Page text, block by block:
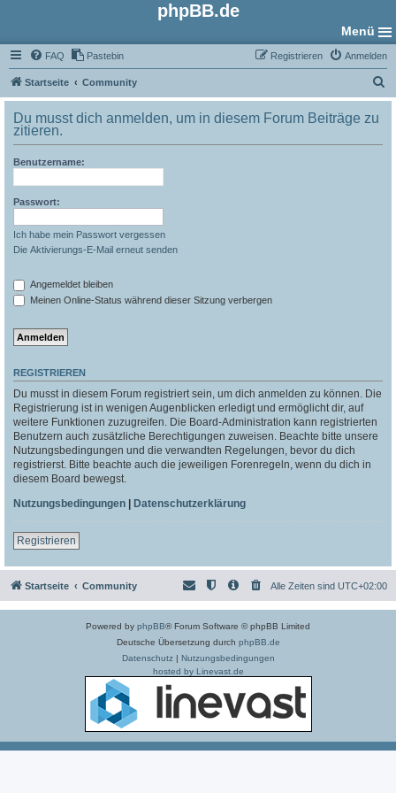
phpBB.de
Menü
FAQ Pastebin Anmelden
Registrieren
Startseite Community
u
Du musst dich anmelden, um in diesem Forum Beiträge zu
zitieren.
Benutzername:
Passwort:
Ich habe mein Passwort vergessen
Die Aktivierungs-E-Mail erneut senden
Angemeldet bleiben
Meinen Online-Status während dieser Sitzung verbergen
REGISTRIEREN
Du musst in diesem Forum registriert sein, um dich anmelden zu können. Die
Registrierung ist in wenigen Augenblicken erledigt und ermöglicht dir, auf
weitere Funktionen zuzugreifen. Die Board-Administration kann registrierten
Benutzern auch zusätzliche Berechtigungen zuweisen. Beachte bitte unsere
Nutzungsbedingungen und die verwandten Regelungen, bevor du dich
registrierst. Bitte beachte auch die jeweiligen Forenregeln, wenn du dich in
diesem Board bewegst.
Nutzungsbedingungen | Datenschutzerklärung
Registrieren
Startseite Community Alle Zeiten sind UTC+02:00
Powered by phpBB® Forum Software © phpBB Limited
Deutsche Übersetzung durch phpBB.de
Datenschutz| Nutzungsbedingungen
hosted by Linevast.de